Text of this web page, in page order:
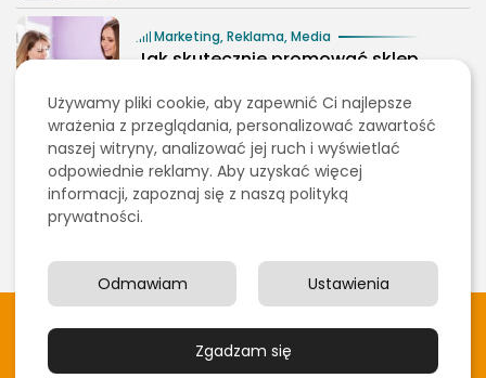
2026 - Bookini.pl Wszelkie prawa zastrzeżone.
Treści umieszczone na stornie są chronione
prawem autorskim.
Marketing, Reklama, Media
Jak skutecznie promować sklep
PUBLIKACJA:REDAKCJA 1 SIERPNIA, 2026
Uroda
Gdzie bezpiecznie kupować próbki
oryginalnych perfum?
PUBLIKACJA:
umieszczone na stornie są chronione prawem autorskim.
Polityka prywatości
Używamy pliki cookie, aby zapewnić Ci najlepsze
wrażenia z przeglądania, personalizować zawartość
naszej witryny, analizować jej ruch i wyświetlać
odpowiednie reklamy. Aby uzyskać więcej
informacji, zapoznaj się z naszą polityką
prywatności.
Zgadzam się
Ustawienia
Odmawiam